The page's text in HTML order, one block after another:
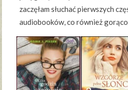
zaczęłam słuchać pierwszych
audiobooków, co również gorąco